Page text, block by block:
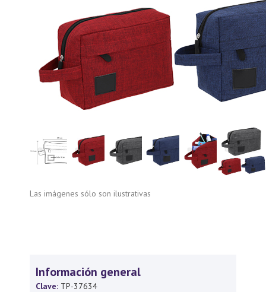
Las imágenes sólo son ilustrativas
Información general
Clave: TP-37634